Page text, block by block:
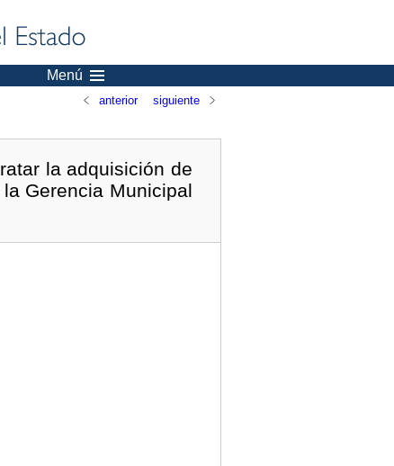
Menú
anterior siguiente
la adquisición de
Gerencia Municipal